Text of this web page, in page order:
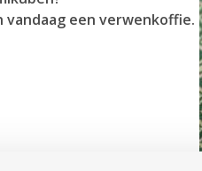
vandaag een verwenkoffie.